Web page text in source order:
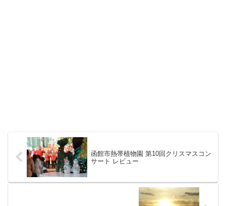
函館市熱帯植物園 第10回クリスマスコン
サート レビュー